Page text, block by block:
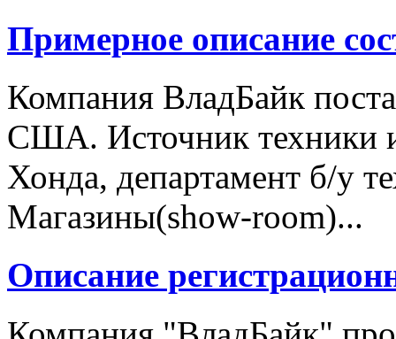
Примерное описание
Компания ВладБайк
США. Источник техники
Хонда, департамент б/у
Магазины(show-room)...
Описание